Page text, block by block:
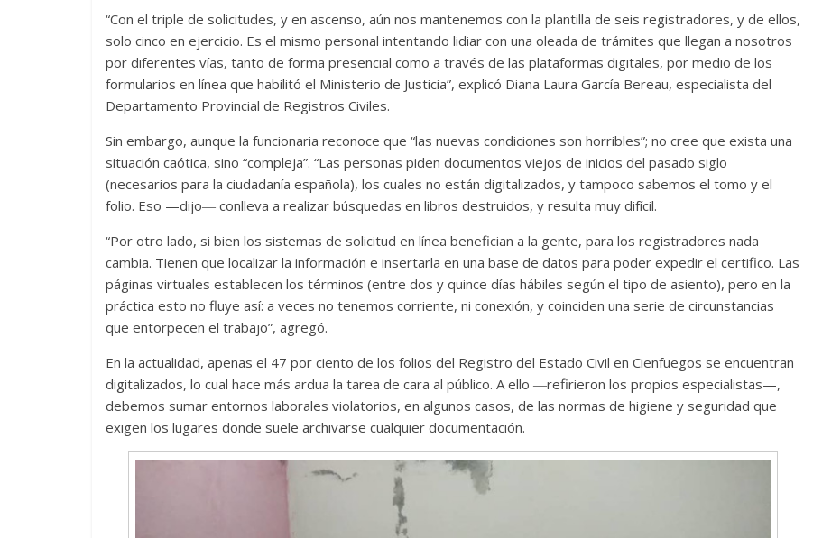
“Con el triple de solicitudes, y en ascenso, aún nos mantenemos con la plantilla de seis registradores, y de ellos,
solo cinco en ejercicio. Es el mismo personal intentando lidiar con una oleada de trámites que llegan a nosotros
por diferentes vías, tanto de forma presencial como a través de las plataformas digitales, por medio de los
formularios en línea que habilitó el Ministerio de Justicia”, explicó Diana Laura García Bereau, especialista del
Departamento Provincial de Registros Civiles.
Sin embargo, aunque la funcionaria reconoce que “las nuevas condiciones son horribles”; no cree que exista una
situación caótica, sino “compleja”. “Las personas piden documentos viejos de inicios del pasado siglo
(necesarios para la ciudadanía española), los cuales no están digitalizados, y tampoco sabemos el tomo y el
folio. Eso —dijo― conlleva a realizar búsquedas en libros destruidos, y resulta muy difícil.
“Por otro lado, si bien los sistemas de solicitud en línea benefician a la gente, para los registradores nada
cambia. Tienen que localizar la información e insertarla en una base de datos para poder expedir el certifico. Las
páginas virtuales establecen los términos (entre dos y quince días hábiles según el tipo de asiento), pero en la
práctica esto no fluye así: a veces no tenemos corriente, ni conexión, y coinciden una serie de circunstancias
que entorpecen el trabajo”, agregó.
En la actualidad, apenas el 47 por ciento de los folios del Registro del Estado Civil en Cienfuegos se encuentran
digitalizados, lo cual hace más ardua la tarea de cara al público. A ello ―refirieron los propios especialistas—,
debemos sumar entornos laborales violatorios, en algunos casos, de las normas de higiene y seguridad que
exigen los lugares donde suele archivarse cualquier documentación.
Las series-caramelos de
Shondaland
Una serie con los defectos
de muchas telenovelas
Cuento de hadas
interclasista en la alta
burguesía mexicana
30 diciembre, 2025
Terror chamánico coreano
Divertida comedia
dramática argentina
29 diciembre, 2025
Julio Martínez Molina
0
28 diciembre, 2025
Julio Martínez Molina